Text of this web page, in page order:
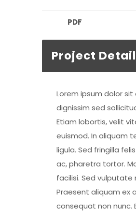
PDF
Project
Lorem ipsum dolor
dignissim sed
Etiam lobortis, velit
euismod. In aliquam
ligula. Sed fringilla
ac, pharetra tortor.
facilisi. Sed
Praesent aliquam ex
consequat non nunc.